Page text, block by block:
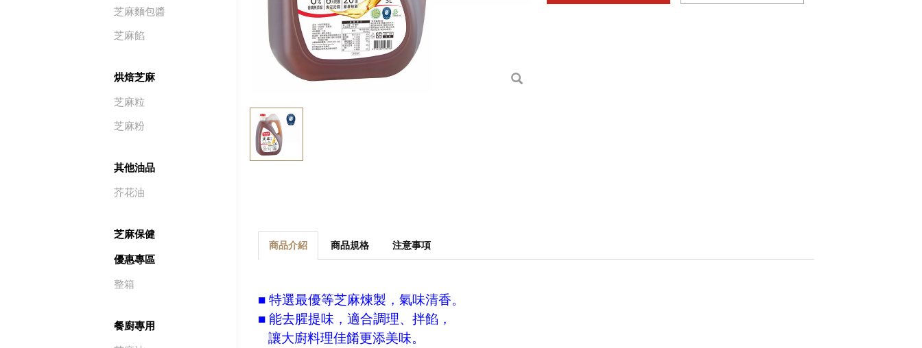
商品介紹 商品規格 注意事項
■ 特選最優等芝麻煉製，氣味清香。
■ 能去腥提味，適合調理、拌餡，
讓大廚料理佳餚更添美味。
芝麻麵包醬
芝麻餡
烘焙芝麻
芝麻粒
芝麻粉
其他油品
芥花油
芝麻保健
優惠專區
整箱
餐廚專用